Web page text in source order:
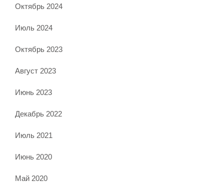
Октябрь 2024
Июль 2024
Октябрь 2023
Август 2023
Июнь 2023
Декабрь 2022
Июль 2021
Июнь 2020
Май 2020